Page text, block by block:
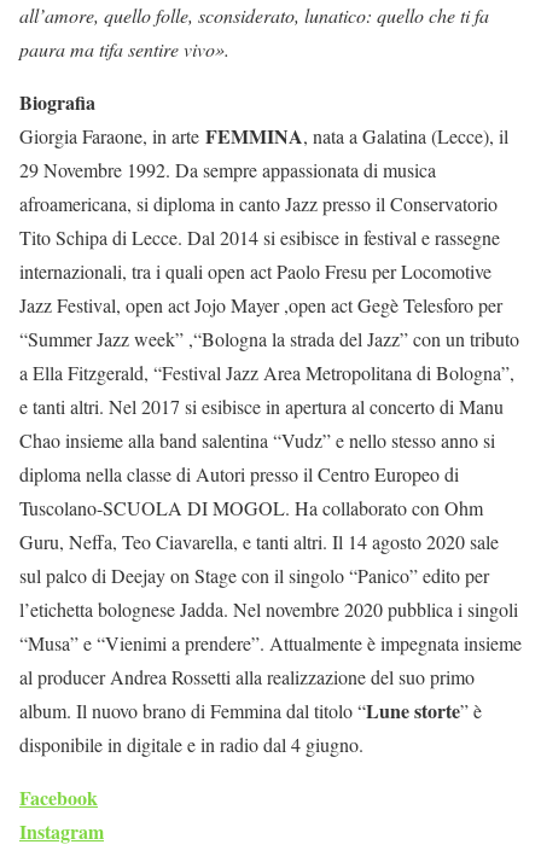
all’amore, quello folle, sconsiderato, lunatico: quello che ti fa
paura ma tifa sentire vivo».
Biografia
Giorgia Faraone, in arte FEMMINA, nata a Galatina (Lecce), il
29 Novembre 1992. Da sempre appassionata di musica
afroamericana, si diploma in canto Jazz presso il Conservatorio
Tito Schipa di Lecce. Dal 2014 si esibisce in festival e rassegne
internazionali, tra i quali open act Paolo Fresu per Locomotive
Jazz Festival, open act Jojo Mayer ,open act Gegè Telesforo per
“Summer Jazz week” ,“Bologna la strada del Jazz” con un tributo
a Ella Fitzgerald, “Festival Jazz Area Metropolitana di Bologna”,
e tanti altri. Nel 2017 si esibisce in apertura al concerto di Manu
Chao insieme alla band salentina “Vudz” e nello stesso anno si
diploma nella classe di Autori presso il Centro Europeo di
Tuscolano-SCUOLA DI MOGOL. Ha collaborato con Ohm
Guru, Neffa, Teo Ciavarella, e tanti altri. Il 14 agosto 2020 sale
sul palco di Deejay on Stage con il singolo “Panico” edito per
l’etichetta bolognese Jadda. Nel novembre 2020 pubblica i singoli
“Musa” e “Vienimi a prendere”. Attualmente è impegnata insieme
al producer Andrea Rossetti alla realizzazione del suo primo
album. Il nuovo brano di Femmina dal titolo “Lune storte” è
disponibile in digitale e in radio dal 4 giugno.
Facebook
Instagram